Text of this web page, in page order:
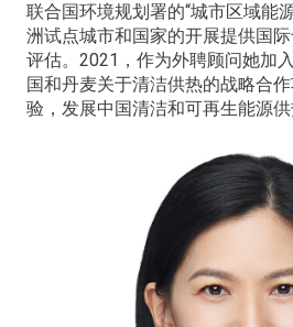
联合国环境规划署的“城市区域能
洲试点城市和国家的开展提供国
评估。2021，作为外聘顾问她加
国和丹麦关于清洁供热的战略合
验，发展中国清洁和可再生能源供